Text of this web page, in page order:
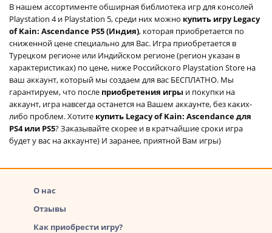
В нашем ассортименте обширная библиотека игр для консолей
Playstation 4 и Playstation 5, среди них можно купить игру Legacy
of Kain: Ascendance PS5 (Индия), которая приобретается по
сниженной цене специально для Вас. Игра приобретается в
Турецком регионе или Индийском регионе (регион указан в
характеристиках) по цене, ниже Российского Playstation Store на
ваш аккаунт, который мы создаем для вас БЕСПЛАТНО. Мы
гарантируем, что после приобретения игры и покупки на
аккаунт, игра навсегда останется на Вашем аккаунте, без каких-
либо проблем. Хотите купить Legacy of Kain: Ascendance для
PS4 или PS5? Заказывайте скорее и в кратчайшие сроки игра
будет у вас на аккаунте) И заранее, приятной Вам игры)
О нас
Отзывы
Как приобрести игру?